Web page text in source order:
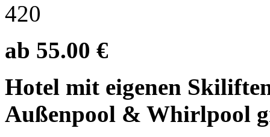
420
ab 55.00 €
Hotel mit eigenen
Außenpool & Whirlpool